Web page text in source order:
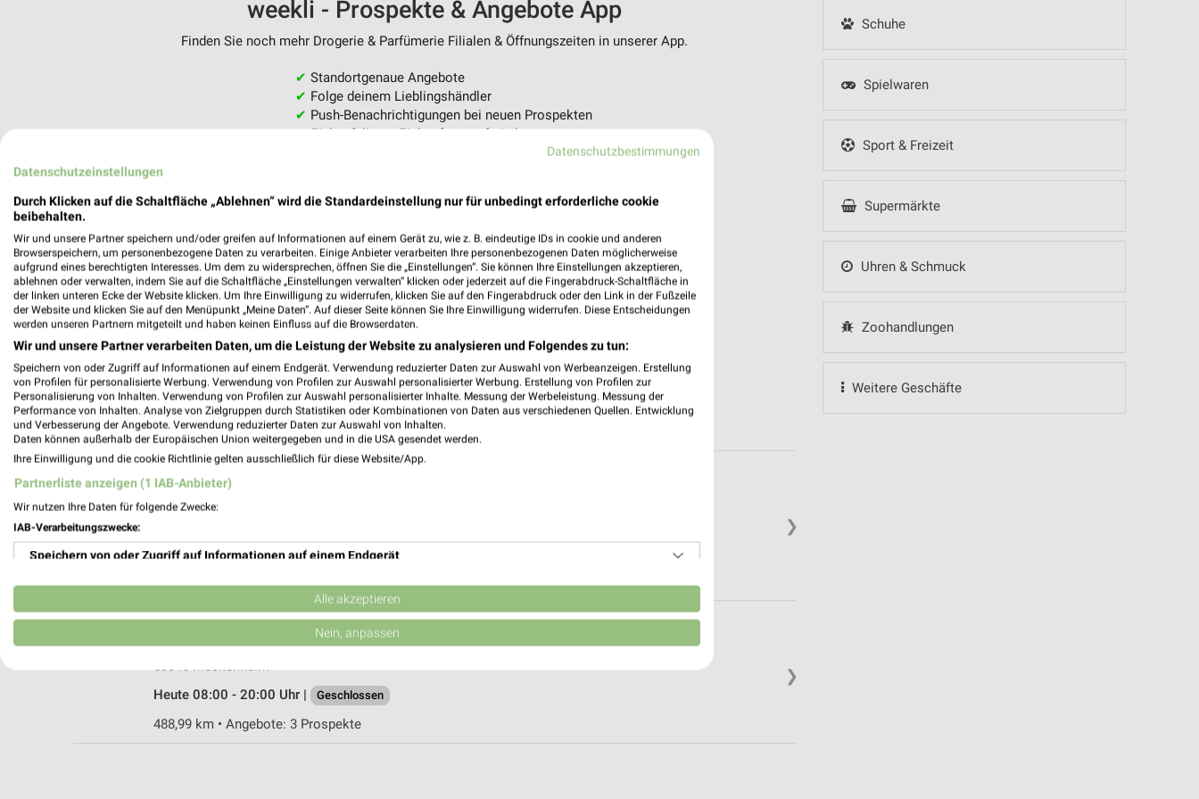
Schuhe
Spielwaren
Sport & Freizeit
Supermärkte
Uhren & Schmuck
Zoohandlungen
Weitere Geschäfte
weekli - Prospekte & Angebote App
Finden Sie noch mehr Drogerie & Parfümerie Filialen & Öffnungszeiten in unserer App.
✔ Standortgenaue Angebote
✔ Folge deinem Lieblingshändler
✔ Push-Benachrichtigungen bei neuen Prospekten
✔Einkaufsliste - Einkauf stressfrei planen
❯
dm Meckenheim
53340 Meckenheim
Heute 08:00 - 20:00 Uhr | Geschlossen
❯
Bahnhofstr. 25
53340 Meckenheim
Heute 08:00 - 20:00 Uhr |
Geschlossen
488,99 km • Angebote: 3 Prospekte
Datenschutzbestimmungen
Datenschutzeinstellungen
Durch Klicken auf die Schaltfläche „Ablehnen“ wird die Standardeinstellung nur für unbedingt erforderliche cookie
beibehalten.
Wir und unsere Partner speichern und/oder greifen auf Informationen auf einem Gerät zu, wie z. B. eindeutige IDs in cookie und anderen
Browserspeichern, um personenbezogene Daten zu verarbeiten. Einige Anbieter verarbeiten Ihre personenbezogenen Daten möglicherweise
aufgrund eines berechtigten Interesses. Um dem zu widersprechen, öffnen Sie die „Einstellungen“. Sie können Ihre Einstellungen akzeptieren,
ablehnen oder verwalten, indem Sie auf die Schaltfläche „Einstellungen verwalten“ klicken oder jederzeit auf die Fingerabdruck-Schaltfläche in
der linken unteren Ecke der Website klicken. Um Ihre Einwilligung zu widerrufen, klicken Sie auf den Fingerabdruck oder den Link in der Fußzeile
der Website und klicken Sie auf den Menüpunkt „Meine Daten“. Auf dieser Seite können Sie Ihre Einwilligung widerrufen. Diese Entscheidungen
werden unseren Partnern mitgeteilt und haben keinen Einfluss auf die Browserdaten.
Wir und unsere Partner verarbeiten Daten, um die Leistung der Website zu analysieren und Folgendes zu tun:
Speichern von oder Zugriff auf Informationen auf einem Endgerät. Verwendung reduzierter Daten zur Auswahl von Werbeanzeigen. Erstellung
von Profilen für personalisierte Werbung. Verwendung von Profilen zur Auswahl personalisierter Werbung. Erstellung von Profilen zur
Personalisierung von Inhalten. Verwendung von Profilen zur Auswahl personalisierter Inhalte. Messung der Werbeleistung. Messung der
Performance von Inhalten. Analyse von Zielgruppen durch Statistiken oder Kombinationen von Daten aus verschiedenen Quellen. Entwicklung
und Verbesserung der Angebote. Verwendung reduzierter Daten zur Auswahl von Inhalten.
Daten können außerhalb der Europäischen Union weitergegeben und in die USA gesendet werden.
Ihre Einwilligung und die cookie Richtlinie gelten ausschließlich für diese Website/App.
Partnerliste anzeigen (1 IAB-Anbieter)
Wir nutzen Ihre Daten für folgende Zwecke:
IAB-Verarbeitungszwecke:
Speichern von oder Zugriff auf Informationen auf einem Endgerät
Verwendung reduzierter Daten zur Auswahl von Werbeanzeigen
Erstellung von Profilen für personalisierte Werbung
Erstellung von Profilen zur Personalisierung von Inhalten
Alle akzeptieren
Nein, anpassen